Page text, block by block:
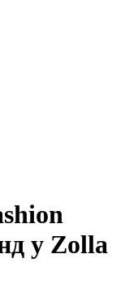
у Zolla